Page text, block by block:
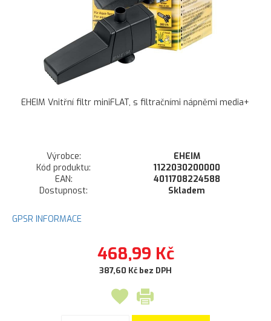
EHEIM Vnitřní filtr miniFLAT, s filtračními nápněmi media+
Výrobce:
EHEIM
Kód produktu:
1122030200000
EAN:
4011708224588
Dostupnost:
Skladem
GPSR INFORMACE
468,99 Kč
387,60 Kč bez DPH